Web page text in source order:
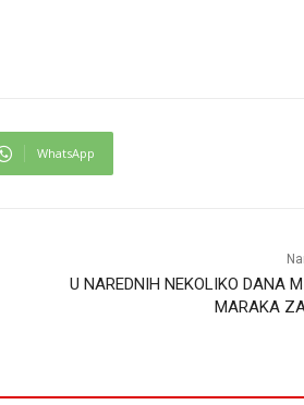
WhatsApp
U NAREDNIH NEKOLIKO DANA
MARAKA